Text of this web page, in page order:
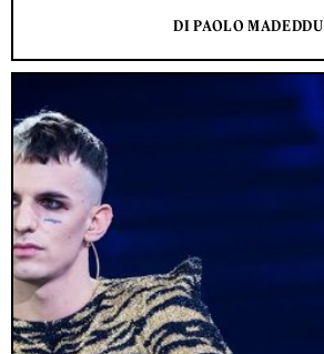
DI PAOLO MADEDDU